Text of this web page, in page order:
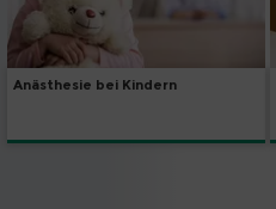
Anästhesie bei Kindern